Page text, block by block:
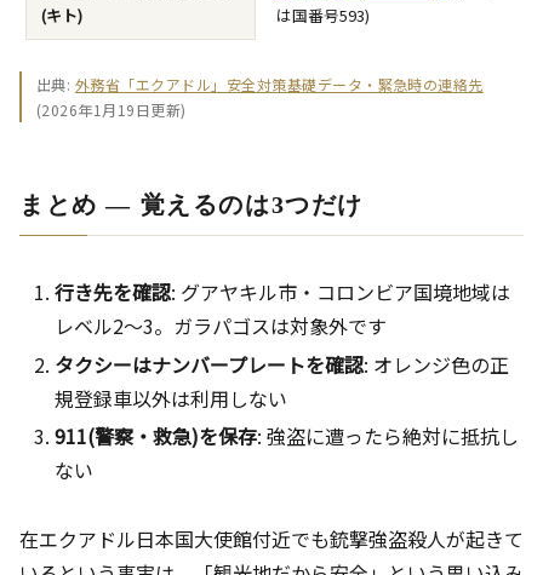
(キト)
は国番号593)
出典: 外務省「エクアドル」安全対策基礎データ・緊急時の連絡先
(2026年1月19日更新)
まとめ ― 覚えるのは3つだけ
行き先を確認: グアヤキル市・コロンビア国境地域は
レベル2～3。ガラパゴスは対象外です
タクシーはナンバープレートを確認: オレンジ色の正
規登録車以外は利用しない
911(警察・救急)を保存: 強盗に遭ったら絶対に抵抗し
ない
在エクアドル日本国大使館付近でも銃撃強盗殺人が起きて